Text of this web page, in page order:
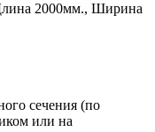
2000мм., Ширина
сечения (по
или на